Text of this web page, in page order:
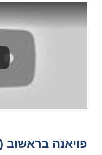
פויאנה בראשוב (Poiana Brasov)